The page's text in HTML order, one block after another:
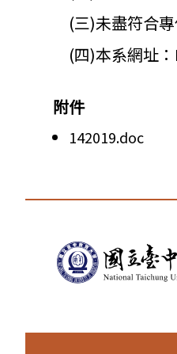
(三)未盡符合專
(四)本系網址：
附件
142019.doc